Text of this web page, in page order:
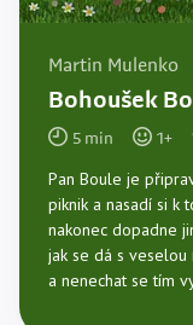
Martin Mulenko
Bohoušek
5 min 1+
Pan Boule je
piknik a nasadí si k
nakonec dopadne
jak se dá s
a nenechat se tím